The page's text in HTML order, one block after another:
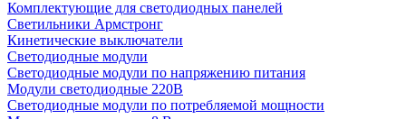
Комплектующие для светодиодных панелей
Светильники Армстронг
Кинетические выключатели
Светодиодные модули
Светодиодные модули по напряжению питания
Модули светодиодные 220В
Светодиодные модули по потребляемой мощности